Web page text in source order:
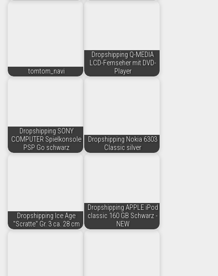
tomtom_navi
Dropshipping Q-MEDIA
LCD-Fernseher mit DVD-
Player
Dropshipping SONY
COMPUTER Spielkonsole
PSP Go schwarz
Dropshipping Nokia 6303
Classic silver
Dropshipping Ice Age
"Scratte" Gr. 3 ca. 28 cm
Dropshipping APPLE iPod
classic 160 GB Schwarz -
NEW